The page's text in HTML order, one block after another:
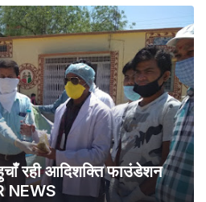
रही आदिशक्ति फाउंडेशन
NEWS